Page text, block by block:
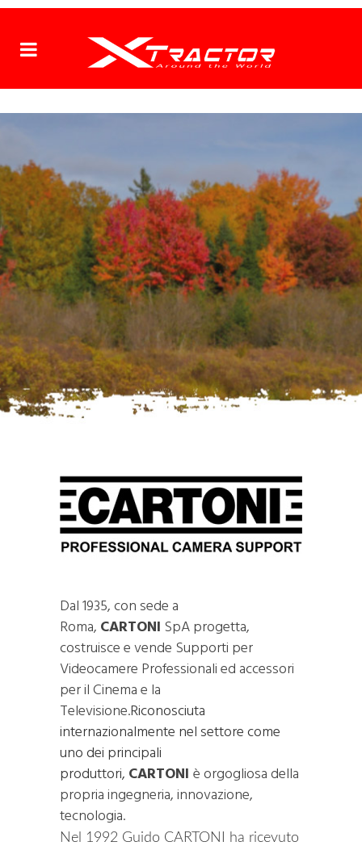
Dal 1935, con sede a
Roma, CARTONI SpA progetta,
costruisce e vende Supporti per
Videocamere Professionali ed accessori
per il Cinema e la
Televisione.Riconosciuta
internazionalmente nel settore come
uno dei principali
produttori, CARTONI è orgogliosa della
propria ingegneria, innovazione,
tecnologia.
Nel 1992 Guido CARTONI ha ricevuto